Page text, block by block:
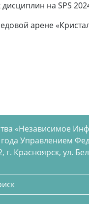
на SPS
арене
«Независимое
Управлением
Красноярск, ул.